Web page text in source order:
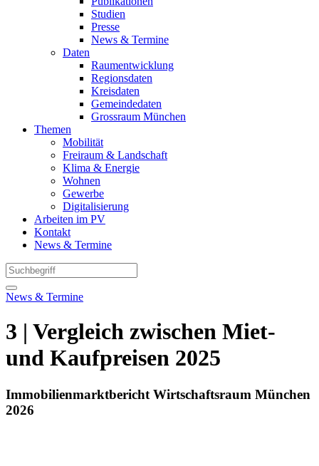
Studien
Presse
News & Termine
Daten
Raumentwicklung
Regionsdaten
Kreisdaten
Gemeindedaten
Grossraum München
Themen
Mobilität
Freiraum & Landschaft
Klima & Energie
Wohnen
Gewerbe
Digitalisierung
Arbeiten im PV
Kontakt
News & Termine
News & Termine
3 | Vergleich zwischen Miet-
und Kaufpreisen 2025
Immobilienmarktbericht Wirtschaftsraum München
2026